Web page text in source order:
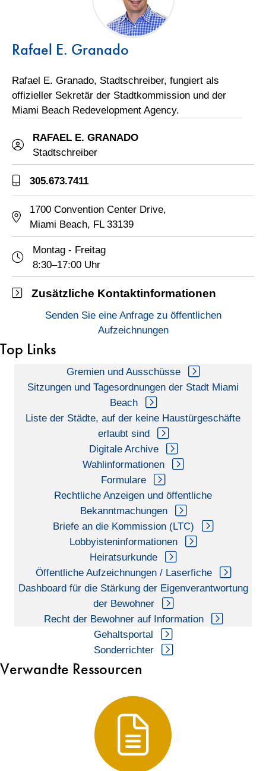
Rafael E. Granado
Rafael E. Granado, Stadtschreiber, fungiert als
offizieller Sekretär der Stadtkommission und der
Miami Beach Redevelopment Agency.
Rafael Granado, Stadtschreiber
RAFAEL E. GRANADO
Stadtschreiber
Telefonnummer des Stadtschreibers
305.673.7411
Adresse des Stadtschreibers
1700 Convention Center Drive,
Miami Beach, FL 33139
Öffnungszeiten
Montag - Freitag
8:30–17:00 Uhr
Weitere Informationen
Zusätzliche Kontaktinformationen
Senden Sie eine Anfrage zu öffentlichen
Aufzeichnungen
Top Links
Gremien und Ausschüsse
Sitzungen und Tagesordnungen der Stadt Miami
Beach
Liste der Städte, auf der keine Haustürgeschäfte
erlaubt sind
Digitale Archive
Wahlinformationen
Formulare
Rechtliche Anzeigen und öffentliche
Bekanntmachungen
Briefe an die Kommission (LTC)
Lobbyisteninformationen
Heiratsurkunde
Öffentliche Aufzeichnungen / Laserfiche
Dashboard für die Stärkung der Eigenverantwortung
der Bewohner
Recht der Bewohner auf Information
Gehaltsportal
Sonderrichter
Verwandte Ressourcen